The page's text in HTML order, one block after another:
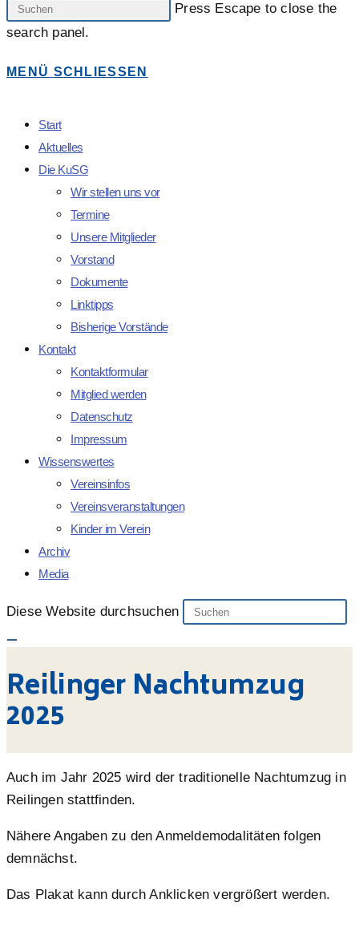
Press Escape to close the
search panel.
MENÜ SCHLIESSEN
Start
Aktuelles
Die KuSG
Wir stellen uns vor
Termine
Unsere Mitglieder
Vorstand
Dokumente
Linktipps
Bisherige Vorstände
Kontakt
Kontaktformular
Mitglied werden
Datenschutz
Impressum
Wissenswertes
Vereinsinfos
Vereinsveranstaltungen
Kinder im Verein
Archiv
Media
Diese Website durchsuchen
Reilinger Nachtumzug
2025
Auch im Jahr 2025 wird der traditionelle Nachtumzug in
Reilingen stattfinden.
Nähere Angaben zu den Anmeldemodalitäten folgen
demnächst.
Das Plakat kann durch Anklicken vergrößert werden.